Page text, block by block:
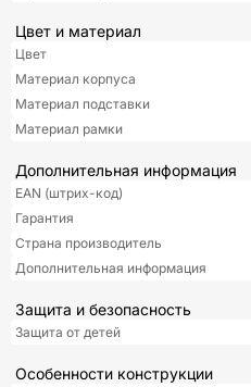
Цвет и материал
Цвет
Материал корпуса
Материал подставки
Материал рамки
Дополнительная информация
EAN (штрих-код)
Гарантия
Страна производитель
Дополнительная информация
Защита и безопасность
Защита от детей
Особенности конструкции